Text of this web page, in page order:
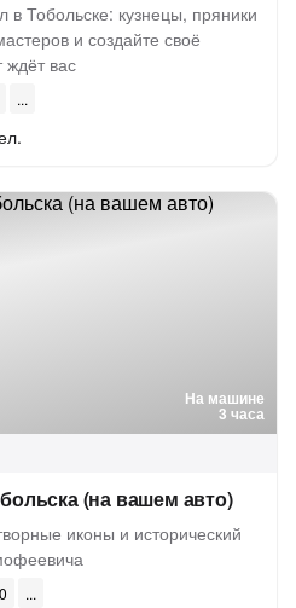
в Тобольске: кузнецы, пряники
и создайте своё
ждёт вас
На машине
3 часа
(на вашем авто)
иконы и исторический